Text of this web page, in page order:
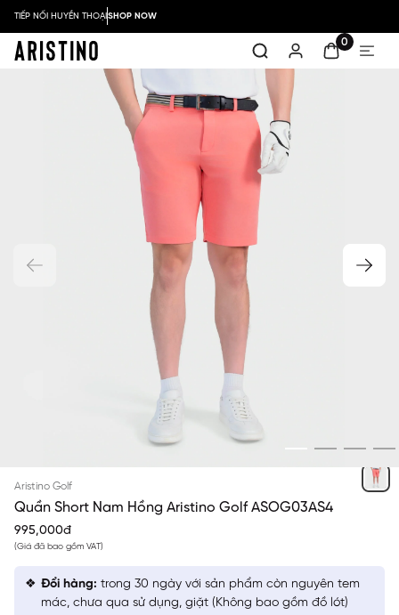
TIẾP NỐI HUYỀN THOẠISHOP NOW
0
Aristino Golf
Quần Short Nam Hồng Aristino Golf ASOG03AS4
995,000đ
(Giá đã bao gồm VAT)
Đổi hàng: trong 30 ngày với sản phẩm còn nguyên tem
mác, chưa qua sử dụng, giặt (Không bao gồm đồ lót)